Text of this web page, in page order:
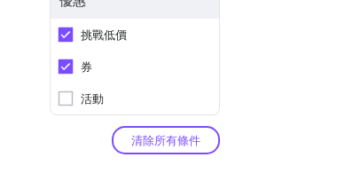
挑戰低價
券
活動
清除所有條件